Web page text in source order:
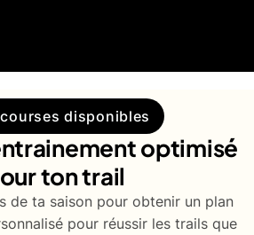
disponibles
optimisé
ton trail
de ta saison pour obtenir un plan
pour réussir les trails que